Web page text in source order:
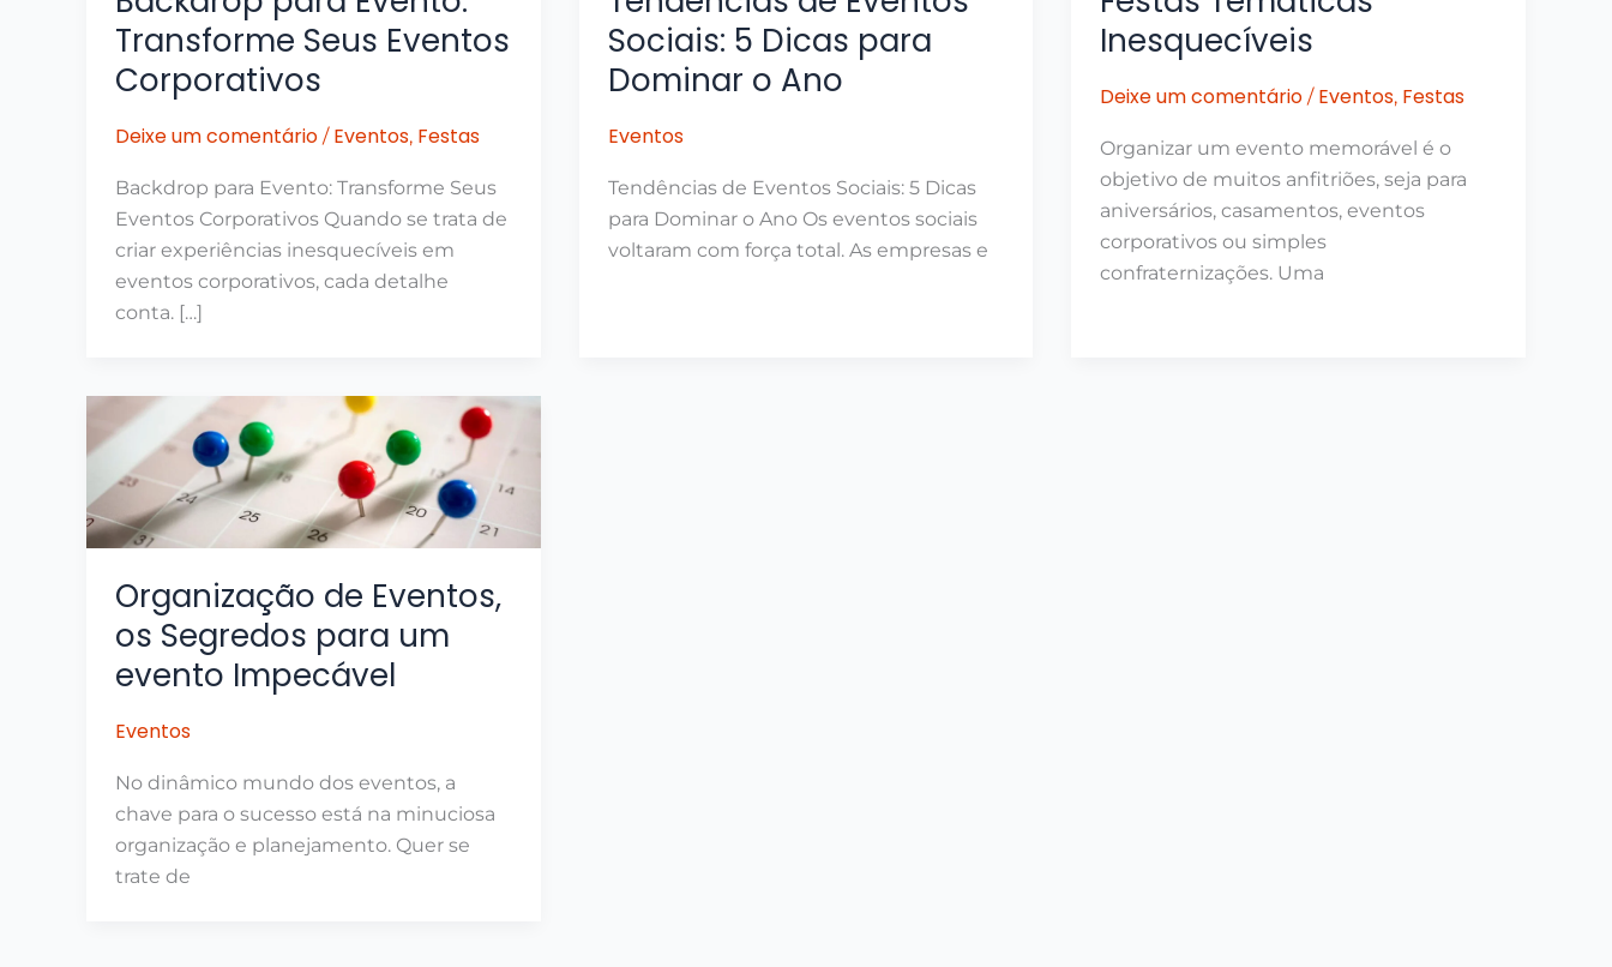
Transforme Seus Eventos
Corporativos
Deixe um comentário / Eventos, Festas
Backdrop para Evento: Transforme Seus
Eventos Corporativos Quando se trata de
criar experiências inesquecíveis em
eventos corporativos, cada detalhe
conta. […]
Sociais: 5 Dicas para
Dominar o Ano
Eventos
Tendências de Eventos Sociais: 5 Dicas
para Dominar o Ano Os eventos sociais
voltaram com força total. As empresas e
Inesquecíveis
Deixe um comentário / Eventos, Festas
Organizar um evento memorável é o
objetivo de muitos anfitriões, seja para
aniversários, casamentos, eventos
corporativos ou simples
confraternizações. Uma
Organização de Eventos,
os Segredos para um
evento Impecável
Eventos
No dinâmico mundo dos eventos, a
chave para o sucesso está na minuciosa
organização e planejamento. Quer se
trate de